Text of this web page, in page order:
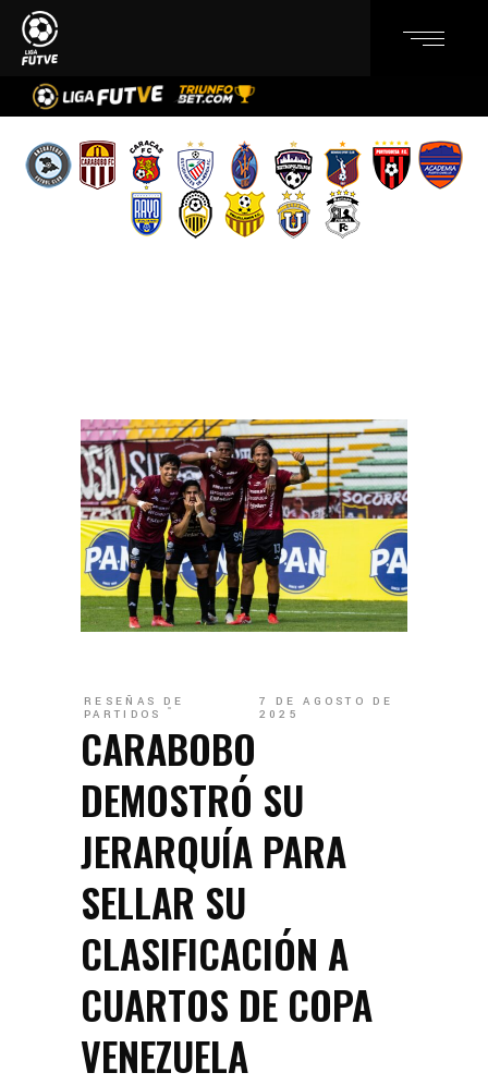
RESEÑAS DE
PARTIDOS
7 DE AGOSTO DE
2025
CARABOBO
DEMOSTRÓ SU
JERARQUÍA PARA
SELLAR SU
CLASIFICACIÓN A
CUARTOS DE COPA
VENEZUELA